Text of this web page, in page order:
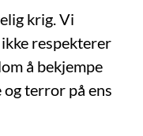
krig. Vi
respekterer
å bekjempe
terror på ens